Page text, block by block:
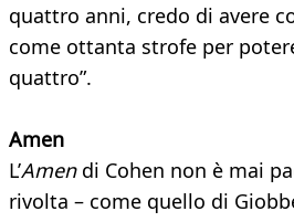
quattro anni, credo di avere
come ottanta strofe per
quattro”.
Amen
L’Amendi Cohen non è mai
rivolta – come quello di